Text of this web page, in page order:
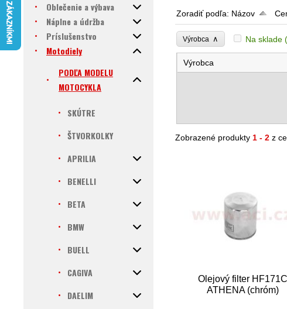
Oblečenie a výbava
Náplne a údržba
Príslušenstvo
Motodiely
PODĽA MODELU
MOTOCYKLA
SKÚTRE
ŠTVORKOLKY
APRILIA
BENELLI
BETA
BMW
BUELL
CAGIVA
DAELIM
Zoradiť podľa: Názov
Výrobca ∧ Na sklade
Výrobca
Zobrazené produkty 1 - 2 z
Olejový filter HF171C
ATHENA (chróm)